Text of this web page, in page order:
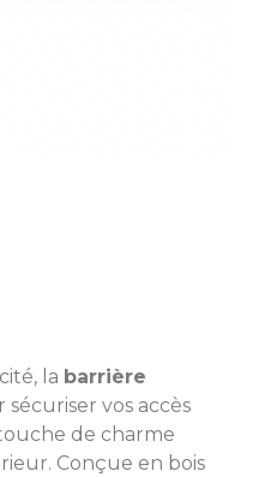
la barrière
vos accès
de charme
Conçue en bois